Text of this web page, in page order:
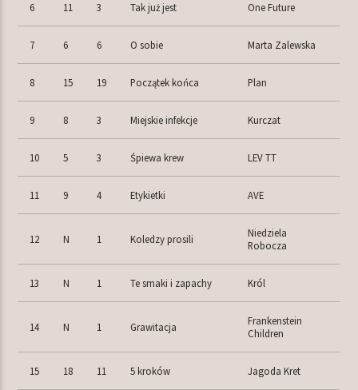
6 11 3 Tak już jest One Future
7 6 6 O sobie Marta Zalewska
8 15 19 Początek końca Plan
9 8 3 Miejskie infekcje Kurczat
10 5 3 Śpiewa krew LEV TT
11 9 4 Etykietki AVE
12 N 1 Koledzy prosili
Niedziela
Robocza
13 N 1 Te smaki i zapachy Król
14 N 1 Grawitacja
Frankenstein
Children
15 18 11 5 kroków Jagoda Kret